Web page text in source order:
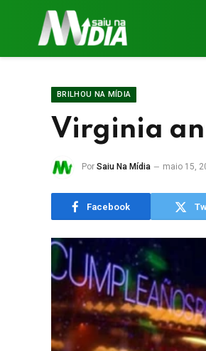
BRILHOU NA MÍDIA
Virginia
Por Saiu Na Mídia maio 15,
Facebook